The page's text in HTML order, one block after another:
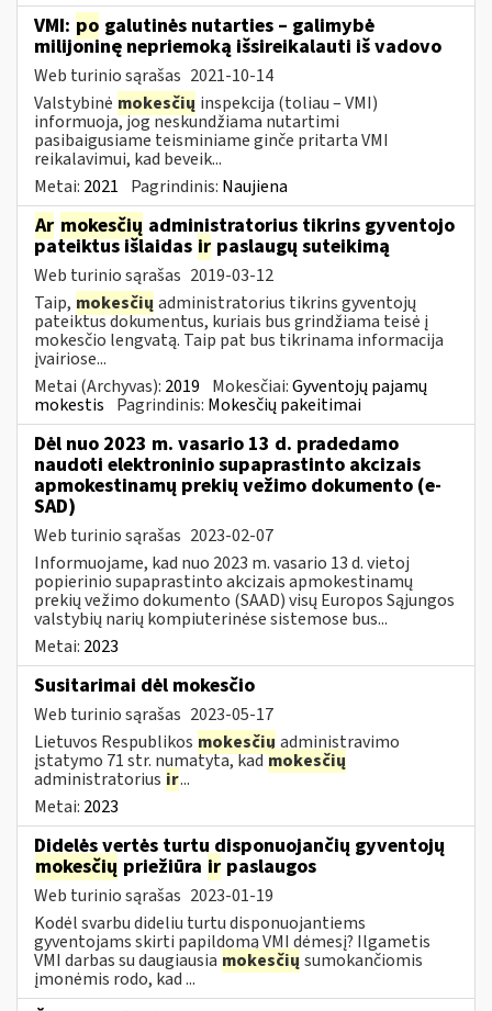
VMI: po galutinės nutarties – galimybė
milijoninę nepriemoką išsireikalauti iš vadovo
Web turinio sąrašas 2021-10-14
Valstybinė mokesčių inspekcija (toliau – VMI)
informuoja, jog neskundžiama nutartimi
pasibaigusiame teisminiame ginče pritarta VMI
reikalavimui, kad beveik...
Metai: 2021 Pagrindinis: Naujiena
Ar mokesčių administratorius tikrins gyventojo
pateiktus išlaidas ir paslaugų suteikimą
Web turinio sąrašas 2019-03-12
Taip, mokesčių administratorius tikrins gyventojų
pateiktus dokumentus, kuriais bus grindžiama teisė į
mokesčio lengvatą. Taip pat bus tikrinama informacija
įvairiose...
Metai (Archyvas): 2019 Mokesčiai:Gyventojų pajamų
mokestis Pagrindinis: Mokesčių pakeitimai
Dėl nuo 2023 m. vasario 13 d. pradedamo
naudoti elektroninio supaprastinto akcizais
apmokestinamų prekių vežimo dokumento (e-
SAD)
Web turinio sąrašas 2023-02-07
Informuojame, kad nuo 2023 m. vasario 13 d. vietoj
popierinio supaprastinto akcizais apmokestinamų
prekių vežimo dokumento (SAAD) visų Europos Sąjungos
valstybių narių kompiuterinėse sistemose bus...
Metai: 2023
Susitarimai dėl mokesčio
Web turinio sąrašas 2023-05-17
Lietuvos Respublikos mokesčių administravimo
įstatymo 71 str. numatyta, kadmokesčių
administratorius ir...
Metai: 2023
Didelės vertės turtu disponuojančių gyventojų
mokesčių priežiūra ir paslaugos
Web turinio sąrašas 2023-01-19
Kodėl svarbu dideliu turtu disponuojantiems
gyventojams skirti papildomą VMI dėmesį? Ilgametis
VMI darbas su daugiausia mokesčių sumokančiomis
įmonėmis rodo, kad ...